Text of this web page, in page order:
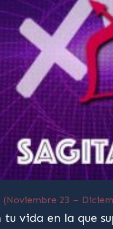
(Noviembre 23 –
vida en la que